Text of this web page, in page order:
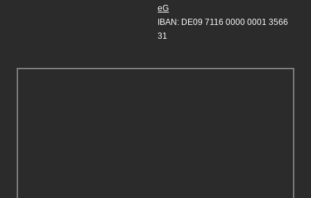
eG
IBAN: DE09 7116 0000 0001 3566
31